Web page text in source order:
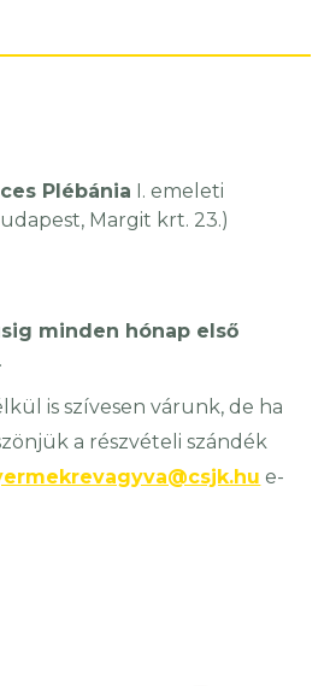
Plébánia I. emeleti
Margit krt. 23.)
minden hónap első
.
is szívesen várunk, de ha
a részvételi szándék
e-